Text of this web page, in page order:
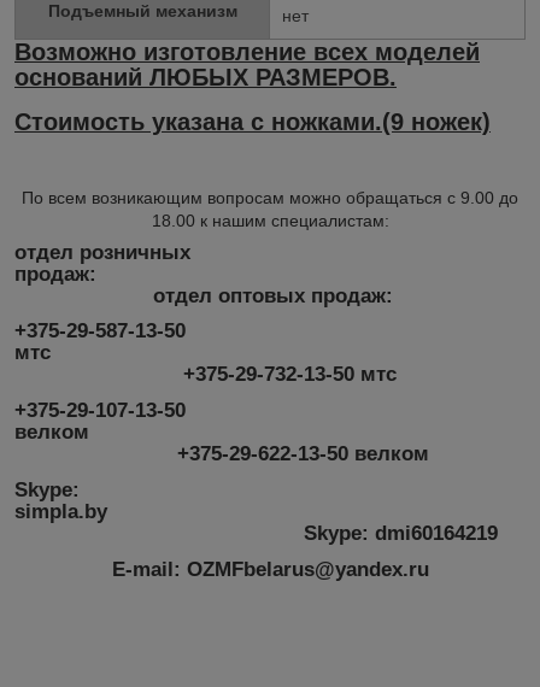
Подъемный механизм нет
Возможно изготовление всех моделей
оснований ЛЮБЫХ РАЗМЕРОВ.
Стоимость указана с ножками.(9 ножек)
По всем возникающим вопросам можно обращаться с 9.00 до
18.00 к нашим специалистам:
отдел розничных
продаж:
отдел оптовых продаж:
+375-29-587-13-50
мтс
+375-29-732-13-50 мтс
+375-29-107-13-50
велком
+375-29-622-13-50 велком
Skype:
simpla.by
Skype: dmi60164219
E-mail: OZMFbelarus@yandex.ru